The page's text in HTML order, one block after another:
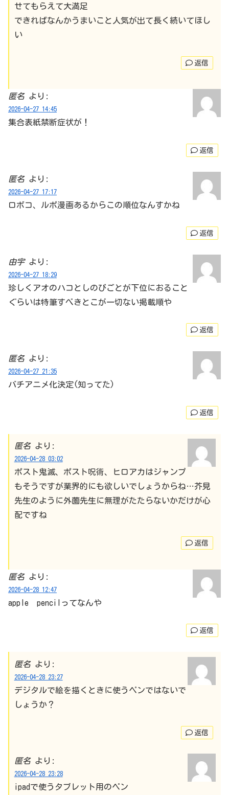
せてもらえて大満足
できればなんかうまいこと人気が出て長く続いてほし
い
返信
匿名 より:
2026-04-27 14:45
集合表紙禁断症状が！
返信
匿名 より:
2026-04-27 17:17
ロボコ、ルポ漫画あるからこの順位なんすかね
返信
由宇 より:
2026-04-27 18:29
珍しくアオのハコとしのびごとが下位におること
ぐらいは特筆すべきとこが一切ない掲載順や
返信
匿名 より:
2026-04-27 21:35
バチアニメ化決定(知ってた)
返信
匿名 より:
2026-04-28 03:02
ポスト鬼滅、ポスト呪術、ヒロアカはジャンプ
もそうですが業界的にも欲しいでしょうからね…芥見
先生のように外薗先生に無理がたたらないかだけが心
配ですね
返信
匿名 より:
2026-04-28 12:47
apple pencilってなんや
返信
匿名 より:
2026-04-28 23:27
デジタルで絵を描くときに使うペンではないで
しょうか？
返信
匿名 より:
2026-04-28 23:28
ipadで使うタブレット用のペン